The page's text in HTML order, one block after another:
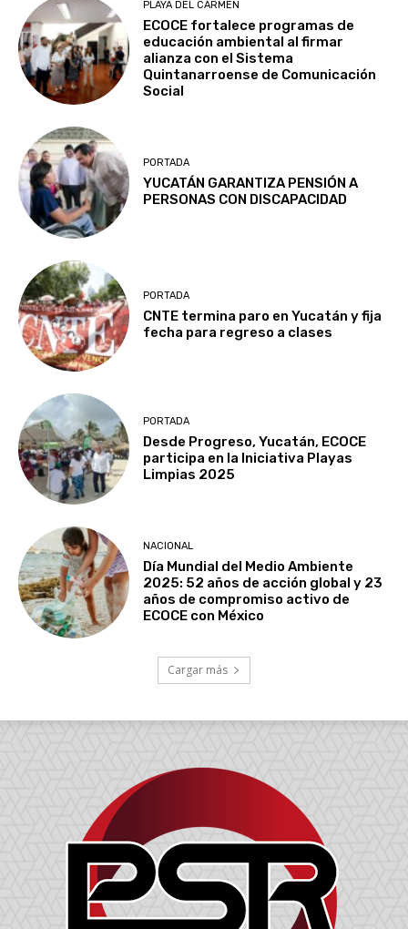
PLAYA DEL CARMEN
ECOCE fortalece programas de
educación ambiental al firmar
alianza con el Sistema
Quintanarroense de Comunicación
Social
PORTADA
YUCATÁN GARANTIZA PENSIÓN A
PERSONAS CON DISCAPACIDAD
PORTADA
CNTE termina paro en Yucatán y fija
fecha para regreso a clases
PORTADA
Desde Progreso, Yucatán, ECOCE
participa en la Iniciativa Playas
Limpias 2025
NACIONAL
Día Mundial del Medio Ambiente
2025: 52 años de acción global y 23
años de compromiso activo de
ECOCE con México
Cargar más